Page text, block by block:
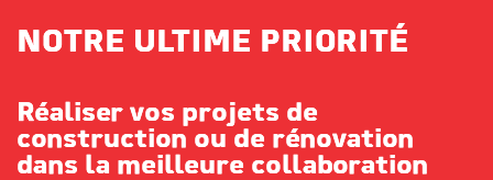
NOTRE ULTIME PRIORITÉ
Réaliser vos projets de
construction ou de rénovation
dans la meilleure collaboration